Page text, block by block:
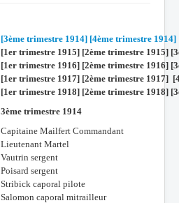
[3ème trimestre 1914] [4ème trimestre 1914]
[1er trimestre 1915] [2ème trimestre 1915]
[1er trimestre 1916] [2ème trimestre 1916]
[1er trimestre 1917] [2ème trimestre 1917]
[1er trimestre 1918] [2ème trimestre 1918]
3ème trimestre 1914
Capitaine Mailfert Commandant
Lieutenant Martel
Vautrin sergent
Poisard sergent
Stribick caporal pilote
Salomon caporal mitrailleur